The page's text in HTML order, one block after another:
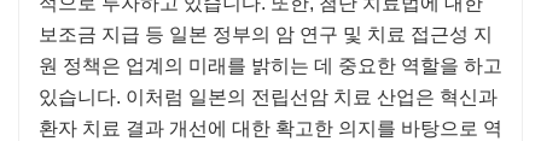
보조금 지급 등 일본 정부의 암 연구 및 치료 접근성 지
원 정책은 업계의 미래를 밝히는 데 중요한 역할을 하고
있습니다. 이처럼 일본의 전립선암 치료 산업은 혁신과
환자 치료 결과 개선에 대한 확고한 의지를 바탕으로 역